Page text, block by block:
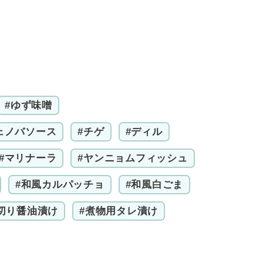
#ゆず味噌
ノバソース #チゲ #ディル
マリナーラ #ヤンニョムフィッシュ
#和風カルパッチョ #和風白ごま
り醤油漬け #煮物用タレ漬け